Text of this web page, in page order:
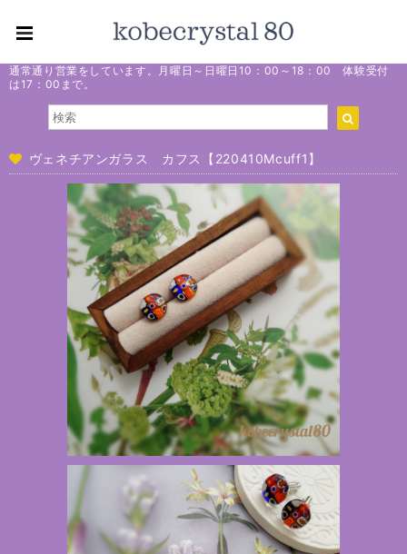
通常通り営業をしています。月曜日～日曜日10：00～18：00 体験受付
は17：00まで。
ヴェネチアンガラス カフス【220410Mcuff1】